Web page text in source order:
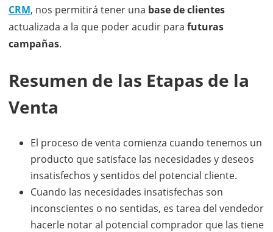
CRM, nos permitirá tener una base de clientes
actualizada a la que poder acudir para futuras
campañas.
Resumen de las Etapas de la
Venta
El proceso de venta comienza cuando tenemos un
producto que satisface las necesidades y deseos
insatisfechos y sentidos del potencial cliente.
Cuando las necesidades insatisfechas son
inconscientes o no sentidas, es tarea del vendedor
hacerle notar al potencial comprador que las tiene